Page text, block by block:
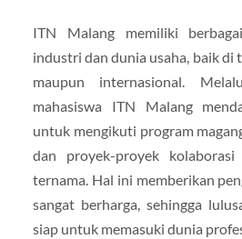
ITN Malang memiliki
industri dan dunia usaha, baik di
maupun internasional.
mahasiswa ITN Malang
untuk mengikuti program
dan proyek-proyek kolaborasi
ternama. Hal ini memberikan
sangat berharga, sehingga
siap untuk memasuki dunia